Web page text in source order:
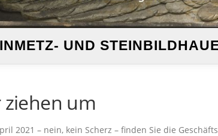
UND
ziehen um
2021 – nein, kein Scherz – finden Sie die